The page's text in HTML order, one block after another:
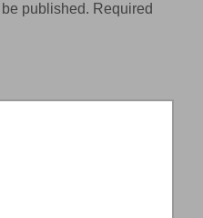
published. Required